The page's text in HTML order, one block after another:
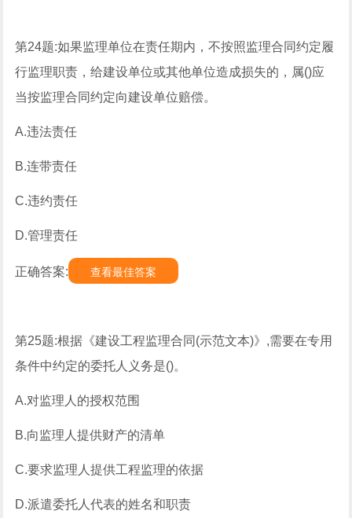
第24题:如果监理单位在责任期内，不按照监理合同约定履
行监理职责，给建设单位或其他单位造成损失的，属()应
当按监理合同约定向建设单位赔偿。
A.违法责任
B.连带责任
C.违约责任
D.管理责任
正确答案: 查看最佳答案
第25题:根据《建设工程监理合同(示范文本)》,需要在专用
条件中约定的委托人义务是()。
A.对监理人的授权范围
B.向监理人提供财产的清单
C.要求监理人提供工程监理的依据
D.派遣委托人代表的姓名和职责